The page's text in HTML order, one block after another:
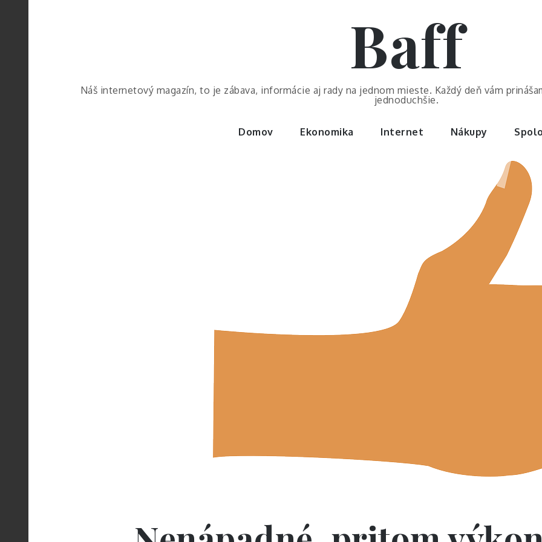
Baff
Náš internetový magazín, to je zábava, informácie aj rady na jednom mieste. Každý deň vám
jednoduchšie.
Domov Ekonomika Internet Nákupy